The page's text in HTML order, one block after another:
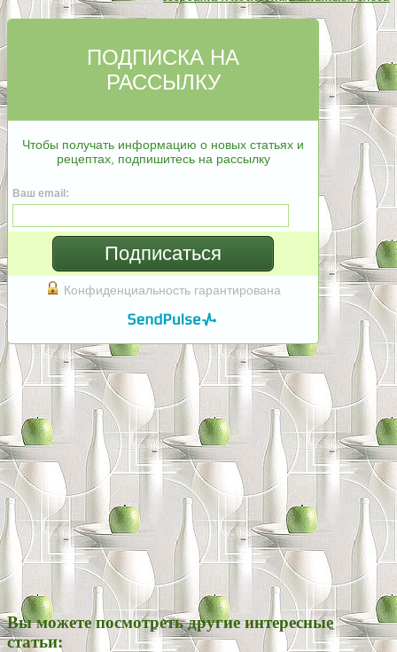
ПОДПИСКА НА
РАССЫЛКУ
Чтобы получать информацию о новых статьях и
рецептах, подпишитесь на рассылку
Ваш email:
Подписаться
Конфиденциальность гарантирована
Вы можете посмотреть другие интересные
статьи: